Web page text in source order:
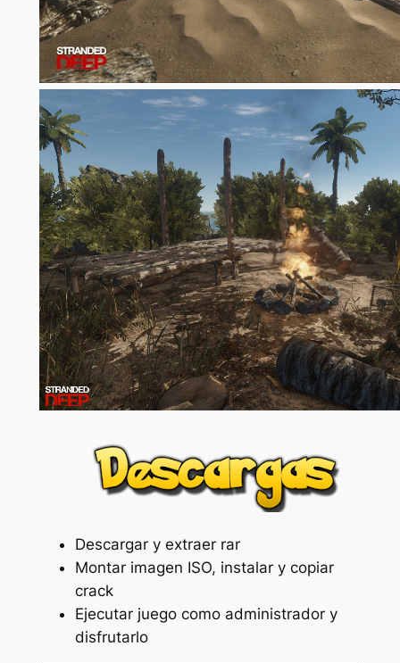
Descargar y extraer rar
Montar imagen ISO, instalar y copiar
crack
Ejecutar juego como administrador y
disfrutarlo